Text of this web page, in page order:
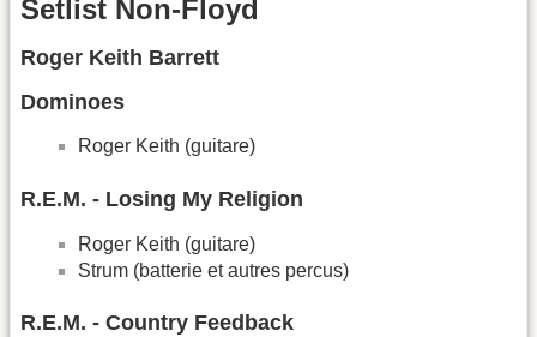
Setlist Non-Floyd
Roger Keith Barrett
Dominoes
Roger Keith (guitare)
R.E.M. - Losing My Religion
Roger Keith (guitare)
Strum (batterie et autres percus)
R.E.M. - Country Feedback